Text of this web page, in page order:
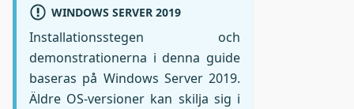
WINDOWS SERVER 2019
Installationsstegen och
demonstrationerna i denna guide
baseras på Windows Server 2019.
Äldre OS-versioner kan skilja sig i